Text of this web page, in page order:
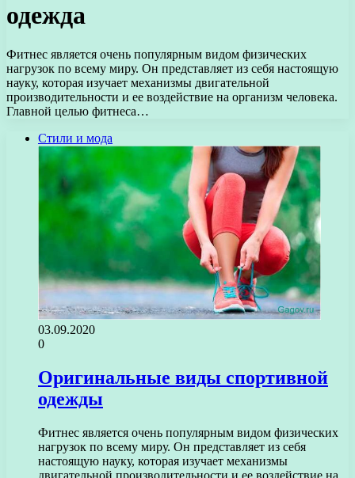
одежда
Фитнес является очень популярным видом физических
нагрузок по всему миру. Он представляет из себя настоящую
науку, которая изучает механизмы двигательной
производительности и ее воздействие на организм человека.
Главной целью фитнеса…
Стили и мода
03.09.2020
0
Оригинальные виды спортивной
одежды
Фитнес является очень популярным видом физических
нагрузок по всему миру. Он представляет из себя
настоящую науку, которая изучает механизмы
двигательной производительности и ее воздействие на